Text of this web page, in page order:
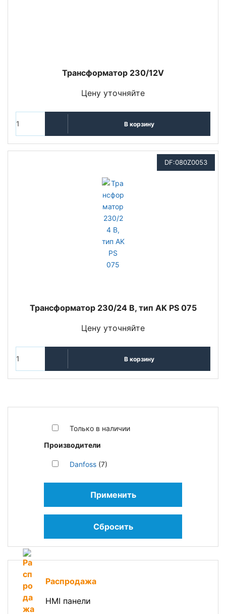
Только в наличии
Производители
Danfoss (7)
Применить
Сбросить
Распродажа
HMI панели
Трансформатор 230/12V
Цену уточняйте
В корзину
DF:080Z0053
Трансформатор 230/24 В, тип AK PS 075
Цену уточняйте
В корзину